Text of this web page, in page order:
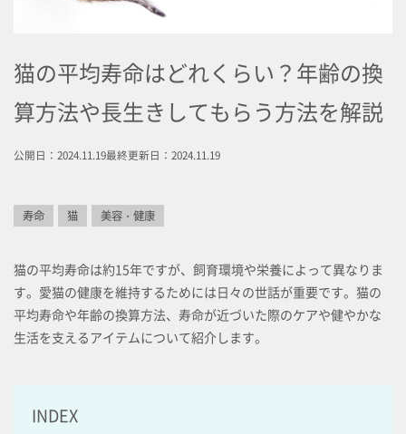
猫の平均寿命はどれくらい？年齢の換
算方法や長生きしてもらう方法を解説
公開日：2024.11.19最終更新日：2024.11.19
寿命 猫 美容・健康
猫の平均寿命は約15年ですが、飼育環境や栄養によって異なりま
す。愛猫の健康を維持するためには日々の世話が重要です。猫の
平均寿命や年齢の換算方法、寿命が近づいた際のケアや健やかな
生活を支えるアイテムについて紹介します。
INDEX